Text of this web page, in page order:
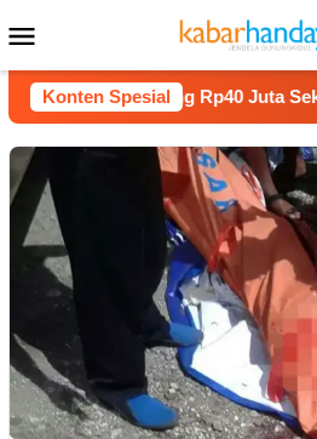
ke
kontenMobile
Konten Spesial
Melon Untung Rp40 Juta Sekali